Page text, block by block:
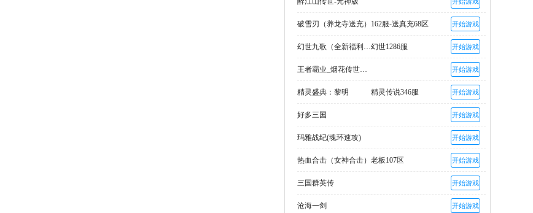
破雪刃（养龙寺送充） 162服-送真充68区 开始游戏
幻世九歌（全新福利高返版）幻世1286服 开始游戏
王者霸业_烟花传世爽爆充 开始游戏
精灵盛典：黎明 精灵传说346服 开始游戏
好多三国 开始游戏
玛雅战纪(魂环速攻) 开始游戏
热血合击（女神合击） 老板107区 开始游戏
三国群英传 开始游戏
沧海一剑 开始游戏